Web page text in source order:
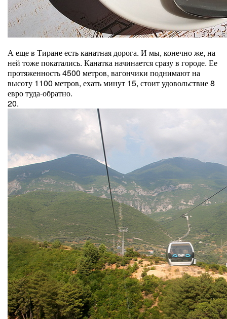
А еще в Тиране есть канатная дорога. И мы, конечно же, на
ней тоже покатались. Канатка начинается сразу в городе. Ее
протяженность 4500 метров, вагончики поднимают на
высоту 1100 метров, ехать минут 15, стоит удовольствие 8
евро туда-обратно.
20.